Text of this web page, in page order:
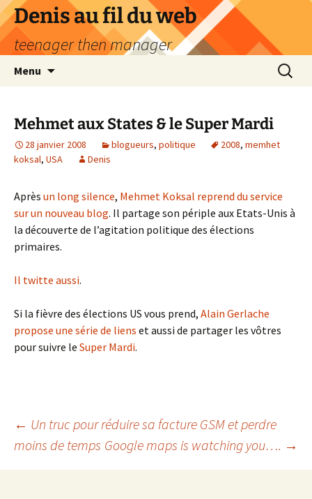
Aller
au
contenu
Denis au fil du web
teenager then manager
Menu
Mehmet aux States & le Super Mardi
28 janvier 2008 blogueurs, politique 2008, memhet
koksal, USA Denis
Après un long silence, Mehmet Koksal reprend du service
sur un nouveau blog. Il partage son périple aux Etats-Unis à
la découverte de l’agitation politique des élections
primaires.
Il twitte aussi.
Si la fièvre des élections US vous prend, Alain Gerlache
propose une série de liens et aussi de partager les vôtres
pour suivre le Super Mardi.
Navigation
des
← Un truc pour réduire sa facture GSM et perdre
moins de temps Google maps is watching you…. →